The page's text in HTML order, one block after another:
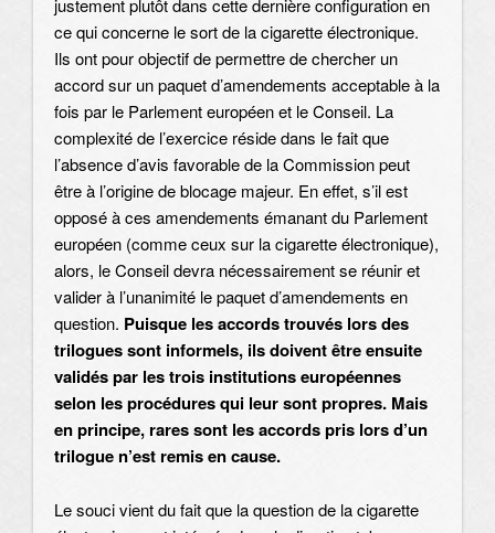
justement plutôt dans cette dernière configuration en
ce qui concerne le sort de la cigarette électronique.
Ils ont pour objectif de permettre de chercher un
accord sur un paquet d’amendements acceptable à la
fois par le Parlement européen et le Conseil. La
complexité de l’exercice réside dans le fait que
l’absence d’avis favorable de la Commission peut
être à l’origine de blocage majeur. En effet, s’il est
opposé à ces amendements émanant du Parlement
européen (comme ceux sur la cigarette électronique),
alors, le Conseil devra nécessairement se réunir et
valider à l’unanimité le paquet d’amendements en
question. Puisque les accords trouvés lors des
trilogues sont informels, ils doivent être ensuite
validés par les trois institutions européennes
selon les procédures qui leur sont propres. Mais
en principe, rares sont les accords pris lors d’un
trilogue n’est remis en cause.
Le souci vient du fait que la question de la cigarette